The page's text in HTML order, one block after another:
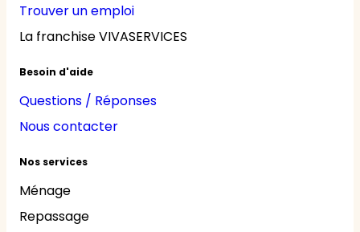
Trouver un emploi
La franchise VIVASERVICES
Besoin d'aide
Questions / Réponses
Nous contacter
Nos services
Ménage
Repassage